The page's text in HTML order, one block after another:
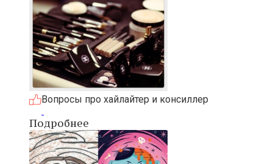
Вопросы про хайлайтер и консиллер
Подробнее